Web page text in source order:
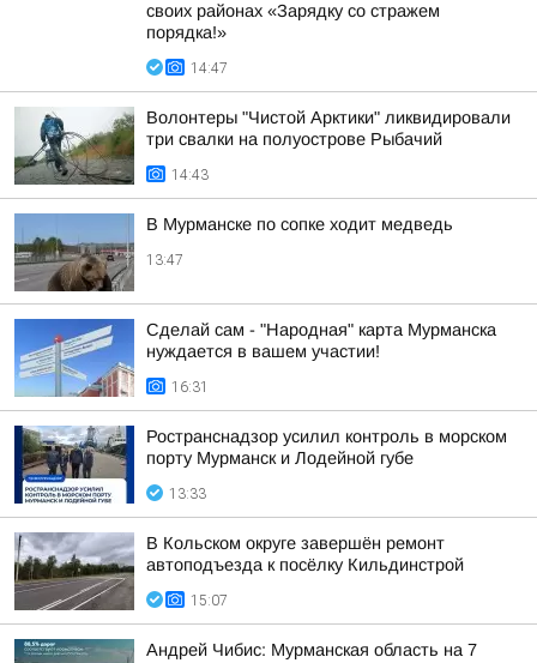
своих районах «Зарядку со стражем
порядка!»
14:47
Волонтеры "Чистой Арктики" ликвидировали
три свалки на полуострове Рыбачий
14:43
В Мурманске по сопке ходит медведь
13:47
Сделай сам - "Народная" карта Мурманска
нуждается в вашем участии!
16:31
Ространснадзор усилил контроль в морском
порту Мурманск и Лодейной губе
13:33
В Кольском округе завершён ремонт
автоподъезда к посёлку Кильдинстрой
15:07
Андрей Чибис: Мурманская область на 7